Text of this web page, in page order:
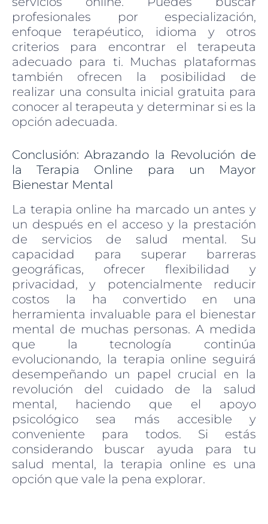
profesionales por especialización,
enfoque terapéutico, idioma y otros
criterios para encontrar el terapeuta
adecuado para ti. Muchas plataformas
también ofrecen la posibilidad de
realizar una consulta inicial gratuita para
conocer al terapeuta y determinar si es la
opción adecuada.
Conclusión: Abrazando la Revolución de
la Terapia Online para un Mayor
Bienestar Mental
La terapia online ha marcado un antes y
un después en el acceso y la prestación
de servicios de salud mental. Su
capacidad para superar barreras
geográficas, ofrecer flexibilidad y
privacidad, y potencialmente reducir
costos la ha convertido en una
herramienta invaluable para el bienestar
mental de muchas personas. A medida
que la tecnología continúa
evolucionando, la terapia online seguirá
desempeñando un papel crucial en la
revolución del cuidado de la salud
mental, haciendo que el apoyo
psicológico sea más accesible y
conveniente para todos. Si estás
considerando buscar ayuda para tu
salud mental, la terapia online es una
opción que vale la pena explorar.